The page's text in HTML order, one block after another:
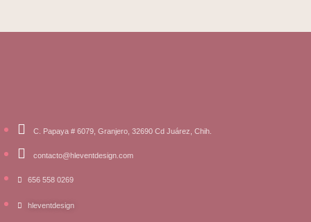
C. Papaya # 6079, Granjero, 32690 Cd Juárez, Chih.
contacto@hleventdesign.com
656 558 0269
hleventdesign